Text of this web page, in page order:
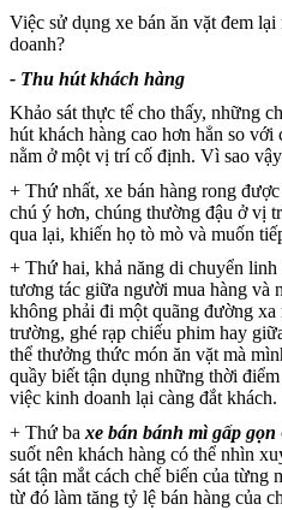
Việc sử dụng xe bán ăn vặt đem
doanh?
- Thu hút khách hàng
Khảo sát thực tế cho thấy, những
hút khách hàng cao hơn hẳn so với
nằm ở một vị trí cố định. Vì sao
+ Thứ nhất, xe bán hàng rong
chú ý hơn, chúng thường đậu ở vị
qua lại, khiến họ tò mò và muốn
+ Thứ hai, khả năng di chuyển linh
tương tác giữa người mua hàng và
không phải đi một quãng đường
trường, ghé rạp chiếu phim hay
thể thưởng thức món ăn vặt mà
quầy biết tận dụng những thời
việc kinh doanh lại càng đắt khách.
+ Thứ ba xe bán bánh mì gấp gọn
suốt nên khách hàng có thể nhìn
sát tận mắt cách chế biến của
từ đó làm tăng tỷ lệ bán hàng của